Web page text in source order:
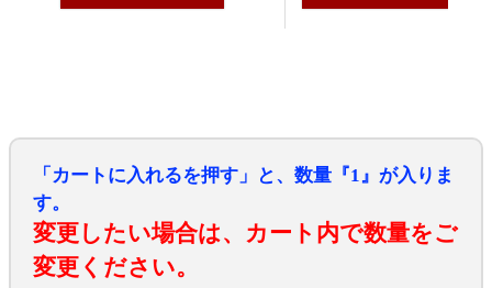
「カートに入れるを押す」と、数量『1』が入りま
す。
変更したい場合は、カート内で数量をご
変更ください。